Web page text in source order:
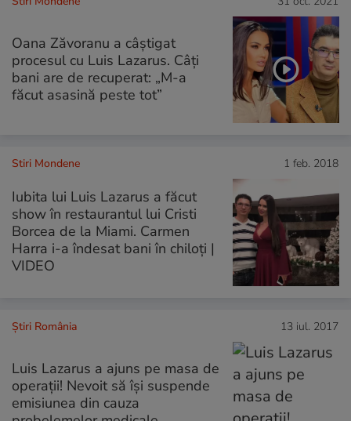
Oana Zăvoranu a câștigat
procesul cu Luis Lazarus. Câți
bani are de recuperat: „M-a
făcut asasină peste tot”
Stiri Mondene 1 feb. 2018
Iubita lui Luis Lazarus a făcut
show în restaurantul lui Cristi
Borcea de la Miami. Carmen
Harra i-a îndesat bani în chiloți |
VIDEO
Știri România 13 iul. 2017
Luis Lazarus a ajuns pe masa de
operații! Nevoit să își suspende
emisiunea din cauza